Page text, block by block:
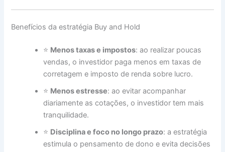
Benefícios da estratégia Buy and Hold
⭐ Menos taxas e impostos: ao realizar poucas
vendas, o investidor paga menos em taxas de
corretagem e imposto de renda sobre lucro.
⭐ Menos estresse: ao evitar acompanhar
diariamente as cotações, o investidor tem mais
tranquilidade.
⭐ Disciplina e foco no longo prazo: a estratégia
estimula o pensamento de dono e evita decisões